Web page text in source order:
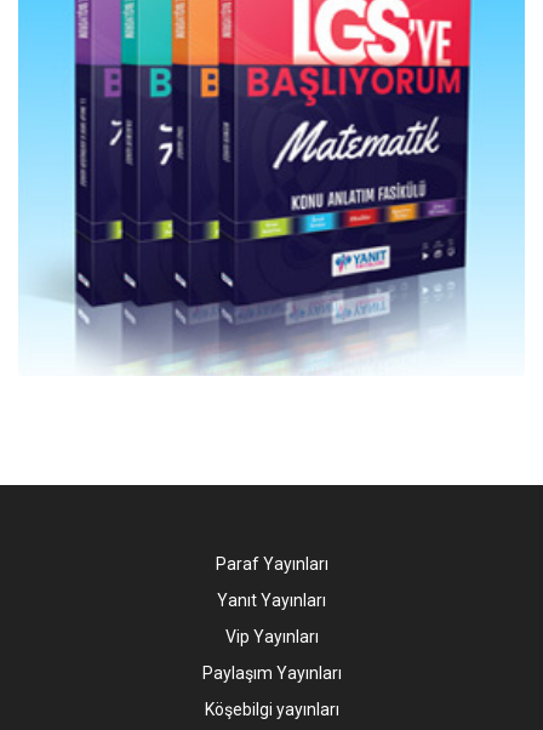
Paraf Yayınları
Yanıt Yayınları
Vip Yayınları
Paylaşım Yayınları
Köşebilgi yayınları